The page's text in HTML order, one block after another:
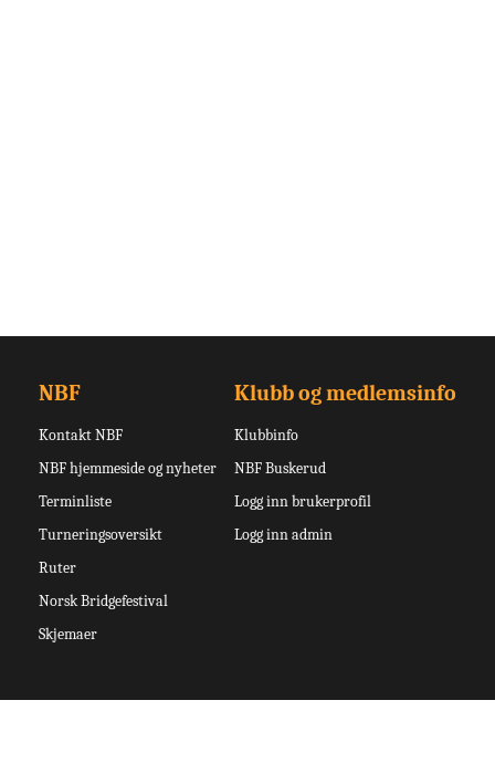
NBF
Kontakt NBF
NBF hjemmeside og nyheter
Terminliste
Turneringsoversikt
Ruter
Norsk Bridgefestival
Skjemaer
Klubb og medlemsinfo
Klubbinfo
NBF Buskerud
Logg inn brukerprofil
Logg inn admin